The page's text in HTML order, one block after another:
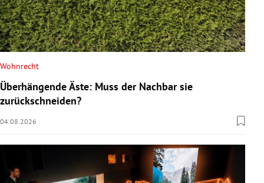
Wohnrecht
Überhängende Äste: Muss der Nachbar sie
zurückschneiden?
04.08.2026